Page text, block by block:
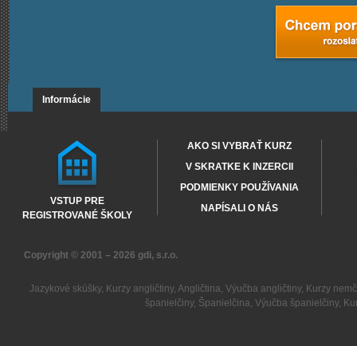
Informácie
VSTUP PRE
REGISTROVANÉ ŠKOLY
AKO SI VYBRAŤ KURZ
V SKRATKE K INZERCII
PODMIENKY POUŽÍVANIA
NAPÍSALI O NÁS
Copyright © 2001 – 2026 gdi, s.r.o.
Jazykové skúšky, Kurzy angličtiny, Angličtina, Výučba angličtiny, Kurzy
španielčiny, Španielčina, Výučba španielčiny,